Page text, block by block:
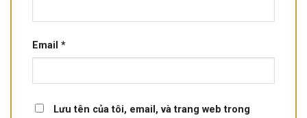
Email *
Lưu tên của tôi, email, và trang web trong